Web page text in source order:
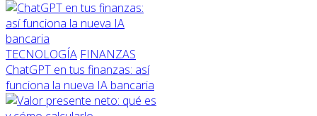
TECNOLOGÍA FINANZAS
ChatGPT en tus finanzas: así
funciona la nueva IA bancaria